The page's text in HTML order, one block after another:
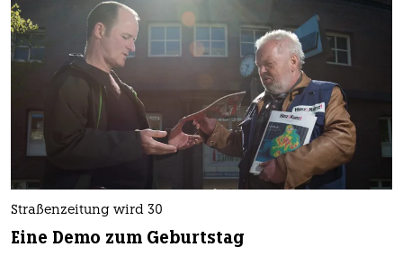
Straßenzeitung wird 30
Eine Demo zum Geburtstag